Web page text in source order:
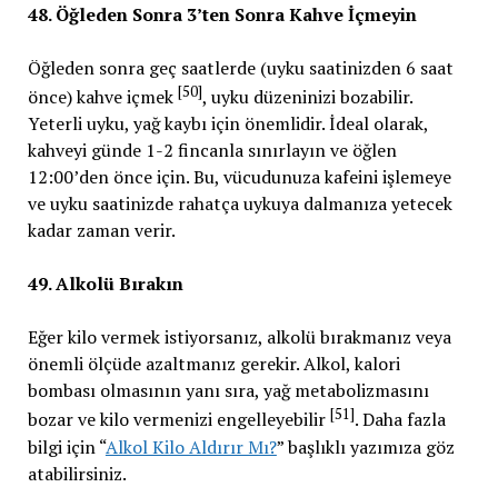
48. Öğleden Sonra 3’ten Sonra Kahve İçmeyin
Öğleden sonra geç saatlerde (uyku saatinizden 6 saat
önce) kahve içmek [50], uyku düzeninizi bozabilir.
Yeterli uyku, yağ kaybı için önemlidir. İdeal olarak,
kahveyi günde 1-2 fincanla sınırlayın ve öğlen
12:00’den önce için. Bu, vücudunuza kafeini işlemeye
ve uyku saatinizde rahatça uykuya dalmanıza yetecek
kadar zaman verir.
49. Alkolü Bırakın
Eğer kilo vermek istiyorsanız, alkolü bırakmanız veya
önemli ölçüde azaltmanız gerekir. Alkol, kalori
bombası olmasının yanı sıra, yağ metabolizmasını
bozar ve kilo vermenizi engelleyebilir [51]. Daha fazla
bilgi için “Alkol Kilo Aldırır Mı?” başlıklı yazımıza göz
atabilirsiniz.